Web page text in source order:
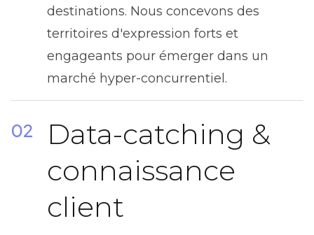
destinations. Nous concevons des
territoires d'expression forts et
engageants pour émerger dans un
marché hyper-concurrentiel.
02
Data-catching &
connaissance
client